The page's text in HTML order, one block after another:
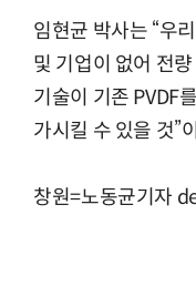
임현균 박사는 “우
및 기업이 없어 전
기술이 기존 PVDF
가시킬 수 있을 것”
창원=노동균기자